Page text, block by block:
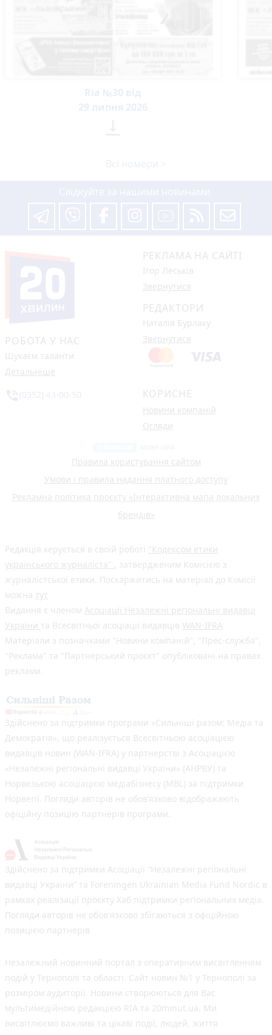
РОБОТА У НАС
Шукаєм таланти
Детальніше
РЕКЛАМА НА САЙТІ
Ігор Леськів
Звернутися
РЕДАКТОРИ
Наталія Бурлаку
Звернутися
КОРИСНЕ
Новини компаній
Огляди
Правила користування сайтом
Умови і правила надання платного доступу
Рекламна політика проєкту «Інтерактивна мапа локальних
брендів»
Редакція керується в своїй роботі "Кодексом етики
українського журналіста" , затвердженим Комісією з
журналістської етики. Поскаржитись на матеріал до Комісії
можна тут
Видання є членом Асоціації Незалежні регіональні видавці
України та Всесвітньої асоціації видавців WAN-IFRA
Матеріали з позначками "Новини компаній", "Прес-служба",
"Реклама" та "Партнерський проєкт" опубліковані на правах
реклами.
Здійснено за підтримки програми «Сильніші разом: Медіа та
Демократія», що реалізується Всесвітньою асоціацією
видавців новин (WAN-IFRA) у партнерстві з Асоціацією
«Незалежні регіональні видавці України» (АНРВУ) та
Норвезькою асоціацією медіабізнесу (MBL) за підтримки
Норвегії. Погляди авторів не обов’язково відображають
офіційну позицію партнерів програми.
Здійснено за підтримки Асоціації “Незалежні регіональні
видавці України” та Foreningen Ukrainian Media Fund Nordic в
рамках реалізації проєкту Хаб підтримки регіональних медіа.
Погляди авторів не обов'язково збігаються з офіційною
позицією партнерів
Незалежний новинний портал з оперативним висвітленням
подій у Тернополі та області. Сайт новин №1 у Тернополі за
розміром аудиторії. Новини створюються для Вас
мультимедійною редакцією RIA та 20minut.ua. Ми
висвітлюємо важливі та цікаві події, людей, життя